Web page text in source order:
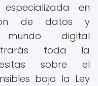
en
de datos y
digital
toda la
sobre el
bajo la Ley